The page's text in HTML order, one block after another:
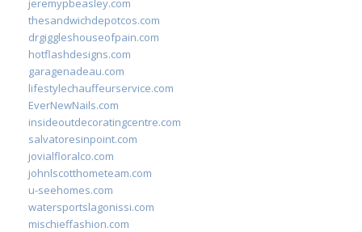
jeremypbeasley.com
thesandwichdepotcos.com
drgiggleshouseofpain.com
hotflashdesigns.com
garagenadeau.com
lifestylechauffeurservice.com
EverNewNails.com
insideoutdecoratingcentre.com
salvatoresinpoint.com
jovialfloralco.com
johnlscotthometeam.com
u-seehomes.com
watersportslagonissi.com
mischieffashion.com